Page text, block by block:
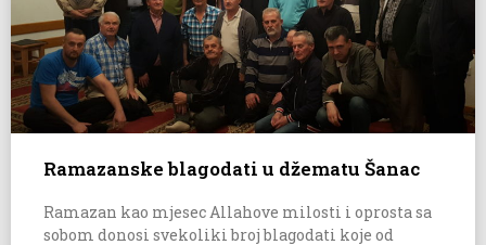
Ramazanske blagodati u džematu Šanac
Ramazan kao mjesec Allahove milosti i oprosta sa
sobom donosi svekoliki broj blagodati koje od